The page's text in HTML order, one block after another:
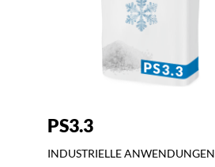
PS3.3
INDUSTRIELLE ANWENDUNGEN